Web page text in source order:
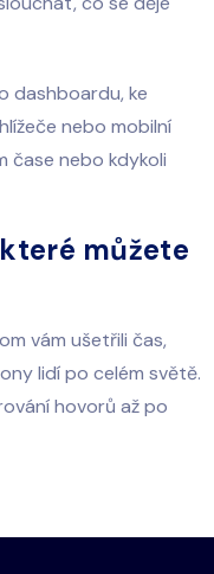
dashboardu, ke
nebo mobilní
čase nebo kdykoli
můžete
vám ušetřili čas,
lidí po celém světě.
hovorů až po